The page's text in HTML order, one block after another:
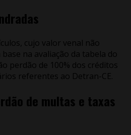
cujo valor venal não
na avaliação da tabela do
perdão de 100% dos créditos
referentes ao Detran-CE.
de multas e taxas